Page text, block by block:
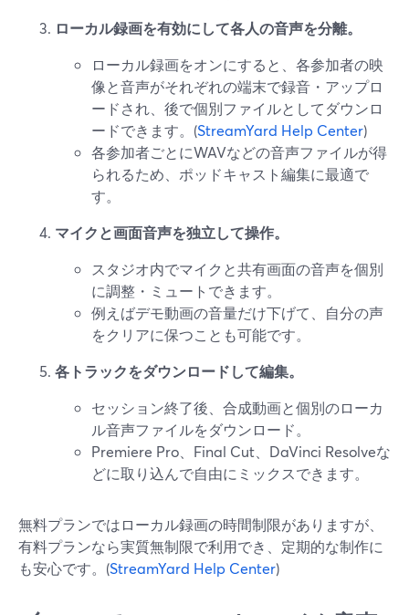
ローカル録画を有効にして各人の音声を分離。
ローカル録画をオンにすると、各参加者の映
像と音声がそれぞれの端末で録音・アップロ
ードされ、後で個別ファイルとしてダウンロ
ードできます。(StreamYard Help Center)
各参加者ごとにWAVなどの音声ファイルが得
られるため、ポッドキャスト編集に最適で
す。
マイクと画面音声を独立して操作。
スタジオ内でマイクと共有画面の音声を個別
に調整・ミュートできます。
例えばデモ動画の音量だけ下げて、自分の声
をクリアに保つことも可能です。
各トラックをダウンロードして編集。
セッション終了後、合成動画と個別のローカ
ル音声ファイルをダウンロード。
Premiere Pro、Final Cut、DaVinci Resolveな
どに取り込んで自由にミックスできます。
無料プランではローカル録画の時間制限がありますが、
有料プランなら実質無制限で利用でき、定期的な制作に
も安心です。(StreamYard Help Center)